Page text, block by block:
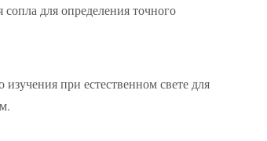
для определения точного
при естественном свете для